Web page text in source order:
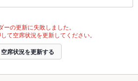
ーの更新に失敗しました。
て空席状況を更新してください。
空席状況を更新する